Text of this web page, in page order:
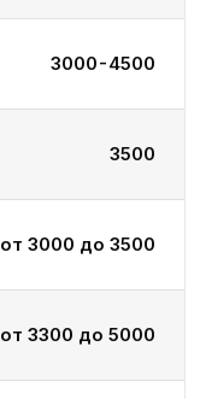
3000-4500
3500
от 3000 до 3500
от 3300 до 5000